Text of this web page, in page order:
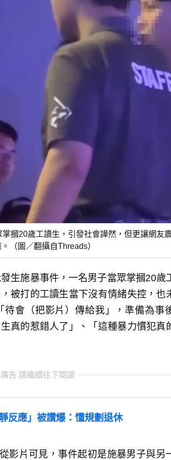
摑20歲工讀生，引發社會譁然，但更讓網友
（圖／翻攝自Threads）
生施暴事件，一名男子當眾掌摑20歲
被打的工讀生當下沒有情緒失控，也
會（把影片）傳給我」，準備為事
真的惹錯人了」、「這種暴力慣犯真
告 請繼續往下閱讀
反應」被讚爆：懂規劃退休
影片可見，事件起初是施暴男子與另